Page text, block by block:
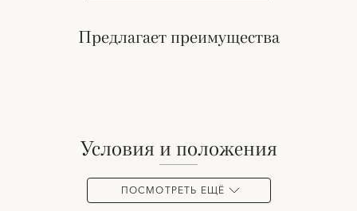
Предлагает преимущества
условия и положения
ПОСМОТРЕТЬ ЕЩЁ